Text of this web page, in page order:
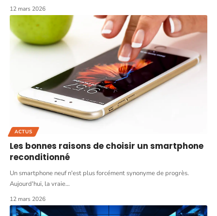
12 mars 2026
ACTUS
Les bonnes raisons de choisir un smartphone
reconditionné
Un smartphone neuf n'est plus forcément synonyme de progrès.
Aujourd'hui, la vraie…
12 mars 2026